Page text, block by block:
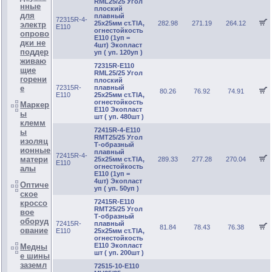
нные
для
электр
опрово
дки не
поддер
живаю
щие
горени
е
Маркер
ы
клемм
ы
изоляц
ионные
матери
алы
Оптиче
ское
кроссо
вое
оборуд
ование
Медны
е шины
заземл
72315R-4-
E110
плоский
плавный
25х25мм ст.TIA,
огнестойкость
E110 (1уп =
4шт) Экопласт
уп ( уп. 120уп )
282.98 271.19 264.12
72315R-
E110
72315R-E110
RML25/25 Угол
плоский
плавный
25х25мм ст.TIA,
огнестойкость
E110 Экопласт
шт ( уп. 480шт )
80.26 76.92 74.91
72415R-4-
E110
72415R-4-E110
RMT25/25 Угол
Т-образный
плавный
25х25мм ст.TIA,
огнестойкость
E110 (1уп =
4шт) Экопласт
уп ( уп. 50уп )
289.33 277.28 270.04
72415R-
E110
72415R-E110
RMT25/25 Угол
Т-образный
плавный
25х25мм ст.TIA,
огнестойкость
E110 Экопласт
шт ( уп. 200шт )
81.84 78.43 76.38
72515-10-E110